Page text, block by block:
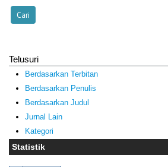
Telusuri
Berdasarkan Terbitan
Berdasarkan Penulis
Berdasarkan Judul
Jurnal Lain
Kategori
Statistik